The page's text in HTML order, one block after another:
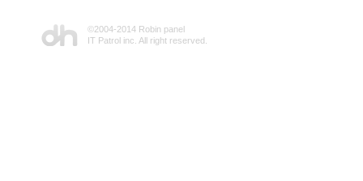
©2004-2014 Robin panel
IT Patrol inc. All right reserved.